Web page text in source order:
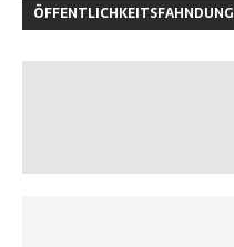
ÖFFENTLICHKEITSFAHNDUNG